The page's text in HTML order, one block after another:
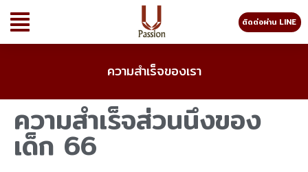
ติดต่อผ่าน LINE
ความสำเร็จของเรา
ความสำเร็จส่วนนึงของ
เด็ก 66​